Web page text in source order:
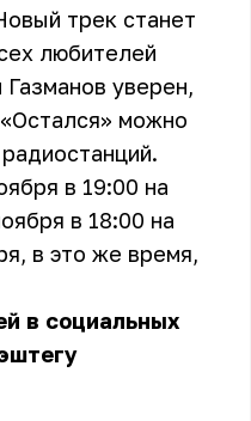
трек станет
любителей
уверен,
можно
в 19:00 на
в 18:00 на
в это же время,
в социальных